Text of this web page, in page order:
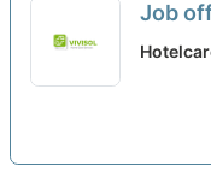
Job